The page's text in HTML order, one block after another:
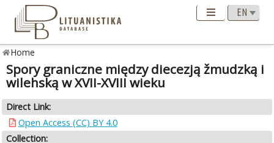
Home
Spory graniczne między diecezją žmudzką i
wilehską w XVII-XVIII wieku
Direct Link:
Open Access (CC) BY 4.0
Collection: